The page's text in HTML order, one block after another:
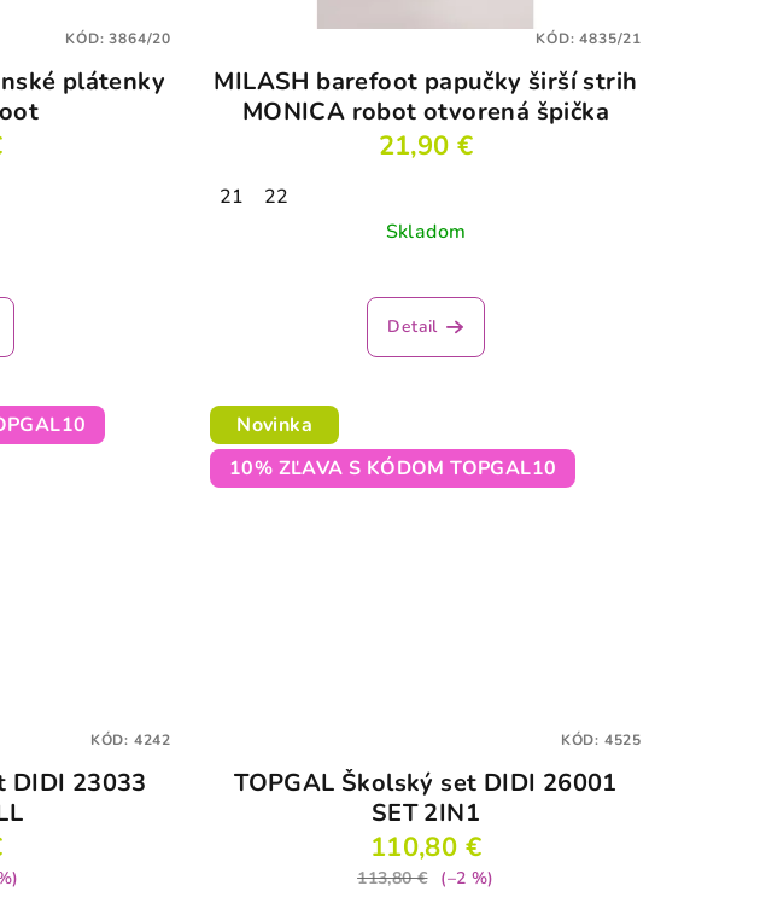
plátenky
KÓD:3864/20
MILASH barefoot papučky širší strih
MONICA robot otvorená špička
21,90 €
21
22
Skladom
hodnotenie
produktu
je
5
hviezdičiek.
Detail
KÓD:4835/21
DIDI 23033
KÓD: 4242
Novinka
10% ZĽAVA S KÓDOM TOPGAL10
TOPGAL Školský set DIDI 26001
SET 2IN1
110,80 €
113,80 € (–2 %)
KÓD: 4525